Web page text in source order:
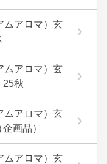
ムアロマ）玄
ムアロマ）玄
25秋
ムアロマ）玄
画品）
ムアロマ）玄